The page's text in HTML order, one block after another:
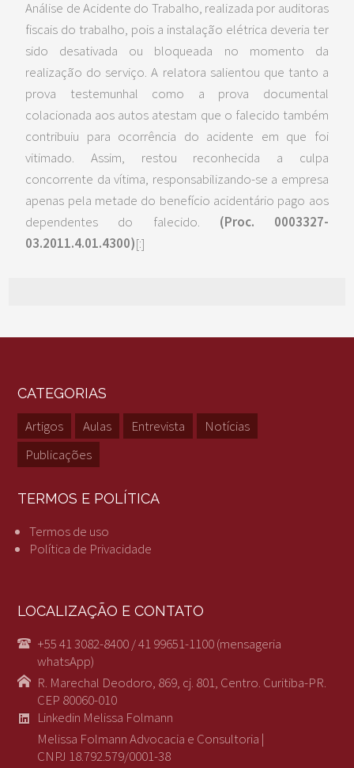
Análise de Acidente do Trabalho, realizada por auditoras
fiscais do trabalho, pois a instalação elétrica deveria ter
sido desativada ou bloqueada no momento da
realização do serviço. A relatora salientou que tanto a
prova testemunhal como a prova documental
colacionada aos autos atestam que o falecido também
contribuiu para ocorrência do acidente em que foi
vitimado. Assim, restou reconhecida a culpa
concorrente da vítima, responsabilizando-se a empresa
apenas pela metade do benefício acidentário pago aos
dependentes do falecido. (Proc. 0003327-
03.2011.4.01.4300)[:]
CATEGORIAS
Artigos Aulas Entrevista
Notícias
Publicações
TERMOS E POLÍTICA
Termos de uso
Política de Privacidade
LOCALIZAÇÃO E CONTATO
+55 41 3082-8400 / 41 99651-1100 (mensageria
whatsApp)
R. Marechal Deodoro, 869, cj. 801, Centro. Curitiba-PR.
CEP 80060-010
Linkedin Melissa Folmann
Melissa Folmann Advocacia e Consultoria |
CNPJ 18.792.579/0001-38